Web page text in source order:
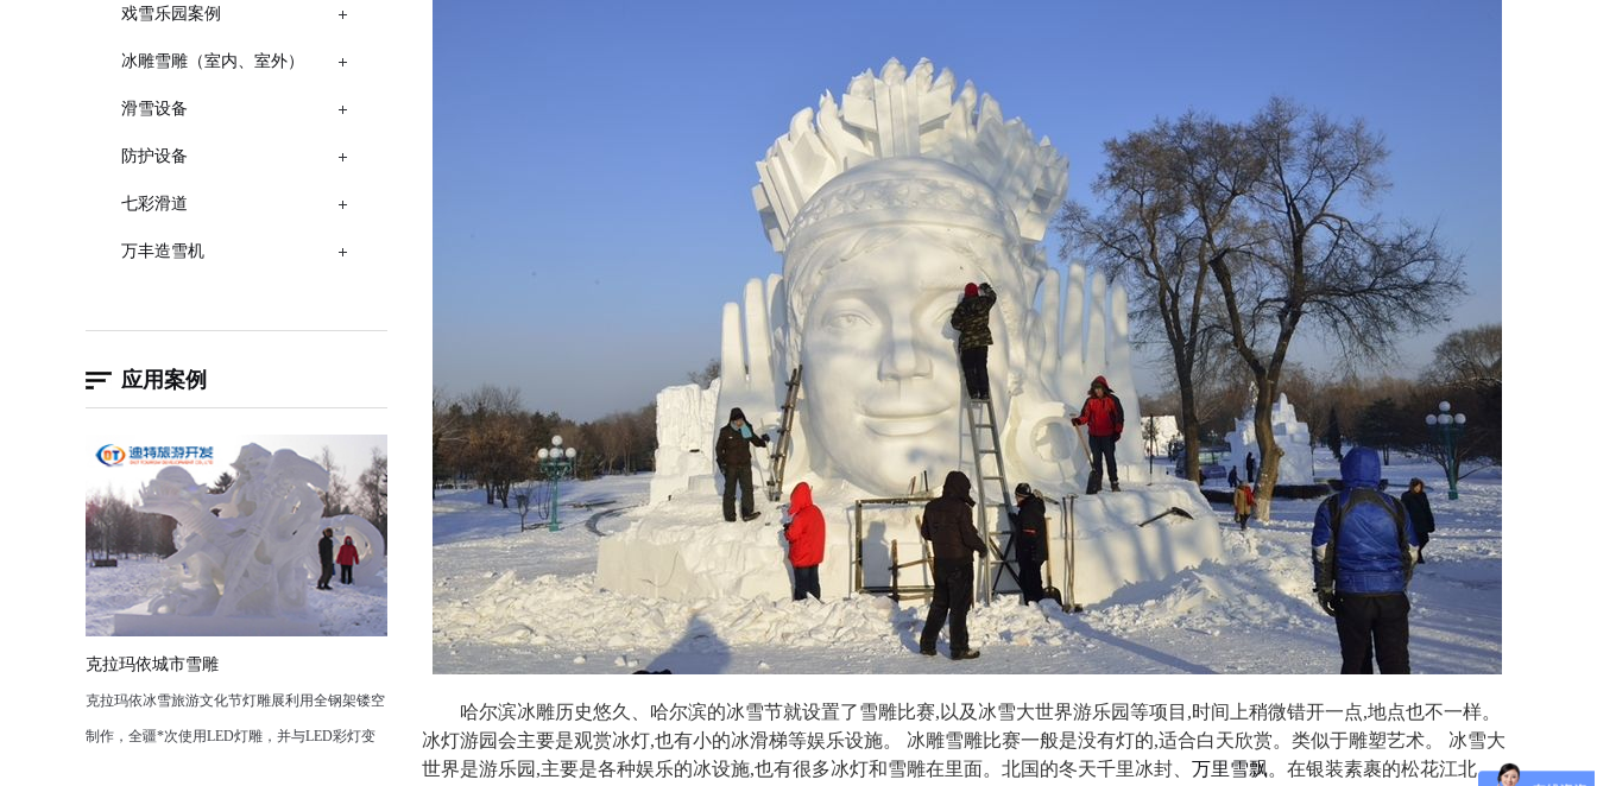
1 2
戏雪乐园案例
冰雕雪雕（室内、室外）
滑雪设备
防护设备
七彩滑道
万丰造雪机
应用案例
克拉玛依城市雪雕
克拉玛依冰雪旅游文化节灯雕展利用全钢架镂空
制作，全疆*次使用LED灯雕，并与LED彩灯变
哈尔滨冰雕历史悠久、哈尔滨的冰雪节就设置了雪雕比赛,以及冰雪大世界游乐园等项目,时间上稍微错开一点,地点也不一样。
冰灯游园会主要是观赏冰灯,也有小的冰滑梯等娱乐设施。 冰雕雪雕比赛一般是没有灯的,适合白天欣赏。类似于雕塑艺术。 冰雪大
世界是游乐园,主要是各种娱乐的冰设施,也有很多冰灯和雪雕在里面。北国的冬天千里冰封、 万里雪飘。在银装素裹的松花江北